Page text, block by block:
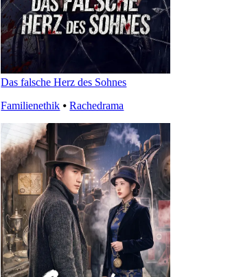
Das falsche Herz des Sohnes
Familienethik ⦁Rachedrama